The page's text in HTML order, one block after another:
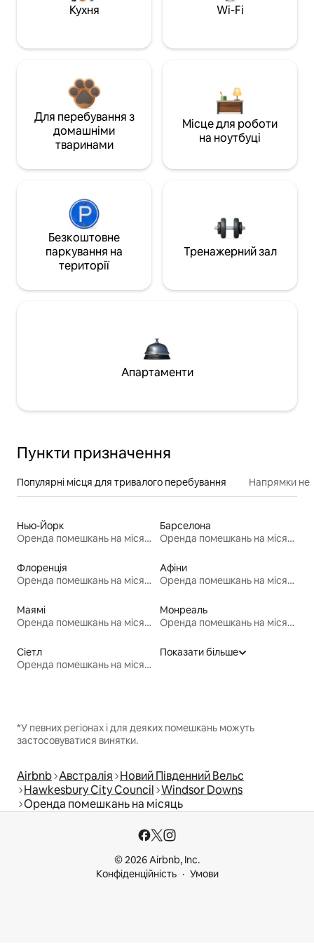
Кухня Wi-Fi
Для перебування з
домашніми
тваринами
Місце для роботи
на ноутбуці
Безкоштовне
паркування на
території
Тренажерний зал
Апартаменти
Пункти призначення
Популярні місця для тривалого перебування Напрямки
Нью-Йорк
Оренда помешкань на місяць
Барселона
Оренда помешкань на місяць
Флоренція
Оренда помешкань на місяць
Афіни
Оренда помешкань на місяць
Маямі
Оренда помешкань на місяць
Монреаль
Оренда помешкань на місяць
Сіетл
Оренда помешкань на місяць
Показати більше
*У певних регіонах і для деяких помешкань можуть
застосовуватися винятки.
Airbnb Австралія Новий Південний Вельс
Hawkesbury City Council Windsor Downs
Оренда помешкань на місяць
© 2026 Airbnb, Inc.
Конфіденційність
Умови